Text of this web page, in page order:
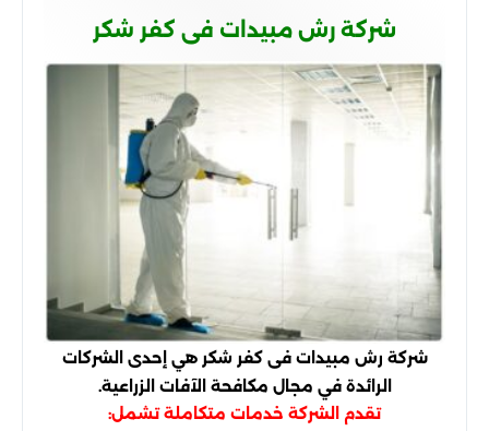
شركة رش مبيدات فى كفر شكر
شركة رش مبيدات فى كفر شكر هي إحدى الشركات
الرائدة في مجال مكافحة الآفات الزراعية.
تقدم الشركة خدمات متكاملة تشمل: